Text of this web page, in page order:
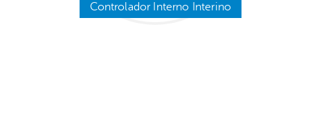
Controlador Interno Interino